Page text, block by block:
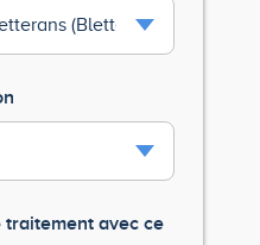
traitement avec ce